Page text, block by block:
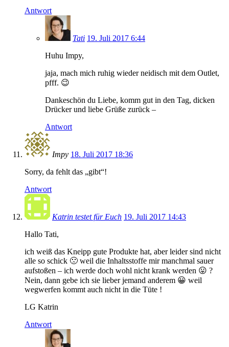
Antwort
Tati 19. Juli 2017 6:44
Huhu Impy,
jaja, mach mich ruhig wieder neidisch mit dem Outlet,
pfff. 😉
Dankeschön du Liebe, komm gut in den Tag, dicken
Drücker und liebe Grüße zurück –
Antwort
Impy 18. Juli 2017 18:36
Sorry, da fehlt das „gibt“!
Antwort
Katrin testet für Euch 19. Juli 2017 14:43
Hallo Tati,
ich weiß das Kneipp gute Produkte hat, aber leider sind nicht
alle so schick 🙁 weil die Inhaltsstoffe mir manchmal sauer
aufstoßen – ich werde doch wohl nicht krank werden 😛 ?
Nein, dann gebe ich sie lieber jemand anderem 😀 weil
wegwerfen kommt auch nicht in die Tüte !
LG Katrin
Antwort